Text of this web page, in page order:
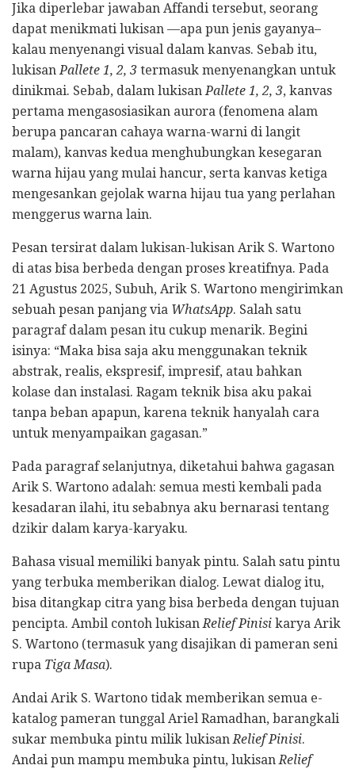
Jika diperlebar jawaban Affandi tersebut, seorang
dapat menikmati lukisan —apa pun jenis gayanya–
kalau menyenangi visual dalam kanvas. Sebab itu,
lukisanPallete 1, 2, 3 termasuk menyenangkan untuk
dinikmai. Sebab, dalam lukisanPallete 1, 2, 3, kanvas
pertama mengasosiasikan aurora (fenomena alam
berupa pancaran cahaya warna-warni di langit
malam), kanvas kedua menghubungkan kesegaran
warna hijau yang mulai hancur, serta kanvas ketiga
mengesankan gejolak warna hijau tua yang perlahan
menggerus warna lain.
Pesan tersirat dalam lukisan-lukisan Arik S. Wartono
di atas bisa berbeda dengan proses kreatifnya. Pada
21 Agustus 2025, Subuh, Arik S. Wartono mengirimkan
sebuah pesan panjang via WhatsApp. Salah satu
paragraf dalam pesan itu cukup menarik. Begini
isinya: “Maka bisa saja aku menggunakan teknik
abstrak, realis, ekspresif, impresif, atau bahkan
kolase dan instalasi. Ragam teknik bisa aku pakai
tanpa beban apapun, karena teknik hanyalah cara
untuk menyampaikan gagasan.”
Pada paragraf selanjutnya, diketahui bahwa gagasan
Arik S. Wartono adalah: semua mesti kembali pada
kesadaran ilahi, itu sebabnya aku bernarasi tentang
dzikir dalam karya-karyaku.
Bahasa visual memiliki banyak pintu. Salah satu pintu
yang terbuka memberikan dialog. Lewat dialog itu,
bisa ditangkap citra yang bisa berbeda dengan tujuan
pencipta. Ambil contoh lukisanRelief Pinisi karya Arik
S. Wartono (termasuk yang disajikan di pameran seni
rupa Tiga Masa).
Andai Arik S. Wartono tidak memberikan semua e-
katalog pameran tunggal Ariel Ramadhan, barangkali
sukar membuka pintu milik lukisanRelief Pinisi.
Andai pun mampu membuka pintu, lukisanRelief